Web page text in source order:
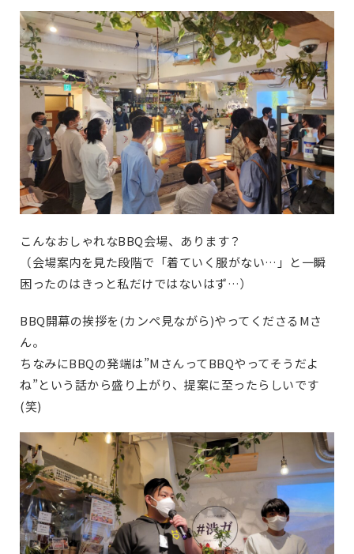
こんなおしゃれなBBQ会場、あります？
（会場案内を見た段階で「着ていく服がない…」と一瞬
困ったのはきっと私だけではないはず…）
BBQ開幕の挨拶を(カンペ見ながら)やってくださるMさ
ん。
ちなみにBBQの発端は”MさんってBBQやってそうだよ
ね”という話から盛り上がり、提案に至ったらしいです
(笑)